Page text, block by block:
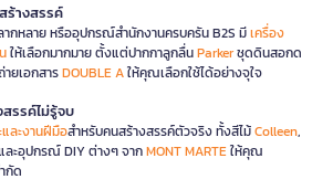
ร้างสรรค์
กหลาย หรืออุปกรณ์สำนักงานครบครัน B2S มีเครื่อง
ให้เลือกมากมาย ตั้งแต่ปากกาลูกลื่นParkerชุดดินสอกด
ยเอกสารDOUBLE Aให้คุณเลือกใช้ได้อย่างจุใจ
รรค์ไม่รู้จบ
ละงานฝีมือสำหรับคนสร้างสรรค์ตัวจริง ทั้งสีไม้Colleen,
ละอุปกรณ์ DIY ต่างๆ จากMONT MARTEให้คุณ
กัด